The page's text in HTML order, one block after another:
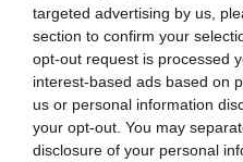
targeted advertising by us,
section to confirm your
opt-out request is processed
interest-based ads based on
us or personal information
your opt-out. You may
disclosure of your personal